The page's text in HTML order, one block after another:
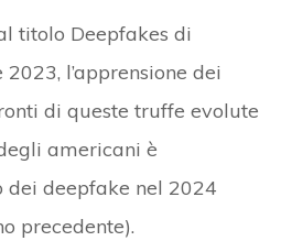
titolo Deepfakes di
l’apprensione dei
di queste truffe evolute
americani è
dei deepfake nel 2024
precedente).